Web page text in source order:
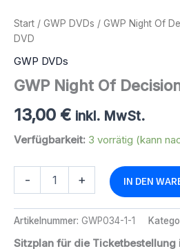
Start / GWP DVDs / GWP Night Of
DVD
GWP DVDs
GWP Night Of
13,00 € inkl. MwSt.
Verfügbarkeit: 3 vorrätig (kann
-
2025
DVD
+ IN DEN
Artikelnummer: GWP034-1-1
Sitzplan für die Ticketbestellung